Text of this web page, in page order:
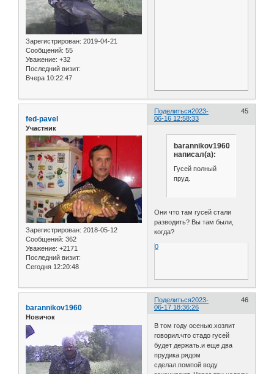
Зарегистрирован: 2019-04-21
Сообщений: 55
Уважение: +32
Последний визит:
Вчера 10:22:47
Поделиться 45
2023-
06-16 12:58:33
fed-pavel
Участник
Зарегистрирован: 2018-05-12
Сообщений: 362
Уважение: +2171
Последний визит:
Сегодня 12:20:48
barannikov1960
написал(а):
Гусей полный
пруд.
Они что там гусей стали
разводить? Вы там были,
когда?
0
Поделиться 46
2023-
06-17 18:36:26
barannikov1960
Новичок
В том году осенью.хозяит
говорил.что стадо гусей
будет держать.и еще два
прудика рядом
сделал.помпой воду